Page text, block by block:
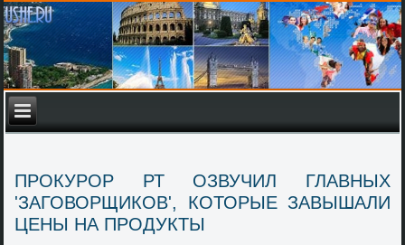
ПРОКУРОР РТ ОЗВУЧИЛ ГЛАВНЫХ
'ЗАГОВОРЩИКОВ', КОТОРЫЕ ЗАВЫШАЛИ
ЦЕНЫ НА ПРОДУКТЫ